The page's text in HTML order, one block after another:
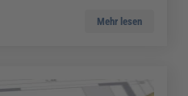
Mehr lesen